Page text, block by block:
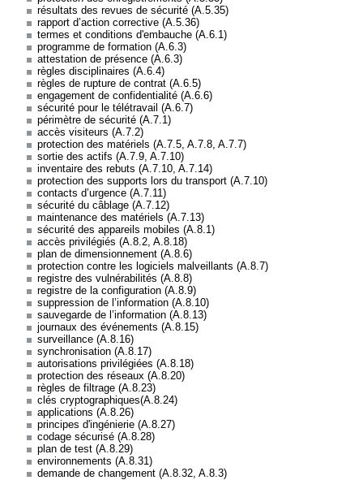
résultats des revues de sécurité (A.5.35)
rapport d’action corrective (A.5.36)
termes et conditions d'embauche (A.6.1)
programme de formation (A.6.3)
attestation de présence (A.6.3)
règles disciplinaires (A.6.4)
règles de rupture de contrat (A.6.5)
engagement de confidentialité (A.6.6)
sécurité pour le télétravail (A.6.7)
périmètre de sécurité (A.7.1)
accès visiteurs (A.7.2)
protection des matériels (A.7.5, A.7.8, A.7.7)
sortie des actifs (A.7.9, A.7.10)
inventaire des rebuts (A.7.10, A.7.14)
protection des supports lors du transport (A.7.10)
contacts d’urgence (A.7.11)
sécurité du câblage (A.7.12)
maintenance des matériels (A.7.13)
sécurité des appareils mobiles (A.8.1)
accès privilégiés (A.8.2, A.8.18)
plan de dimensionnement (A.8.6)
protection contre les logiciels malveillants (A.8.7)
registre des vulnérabilités (A.8.8)
registre de la configuration (A.8.9)
suppression de l’information (A.8.10)
sauvegarde de l’information (A.8.13)
journaux des événements (A.8.15)
surveillance (A.8.16)
synchronisation (A.8.17)
autorisations privilégiées (A.8.18)
protection des réseaux (A.8.20)
règles de filtrage (A.8.23)
clés cryptographiques(A.8.24)
applications (A.8.26)
principes d'ingénierie (A.8.27)
codage sécurisé (A.8.28)
plan de test (A.8.29)
environnements (A.8.31)
demande de changement (A.8.32, A.8.3)